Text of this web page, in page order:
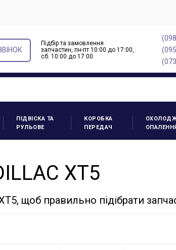
Підбір та замовлення
запчастин, пн-пт 10:00 до 17:00,
cб. 10:00 до 17:00
ПІДВІСКА ТА
РУЛЬОВЕ
КОРОБКА
ПЕРЕДАЧ
XT5
щоб правильно підібрати